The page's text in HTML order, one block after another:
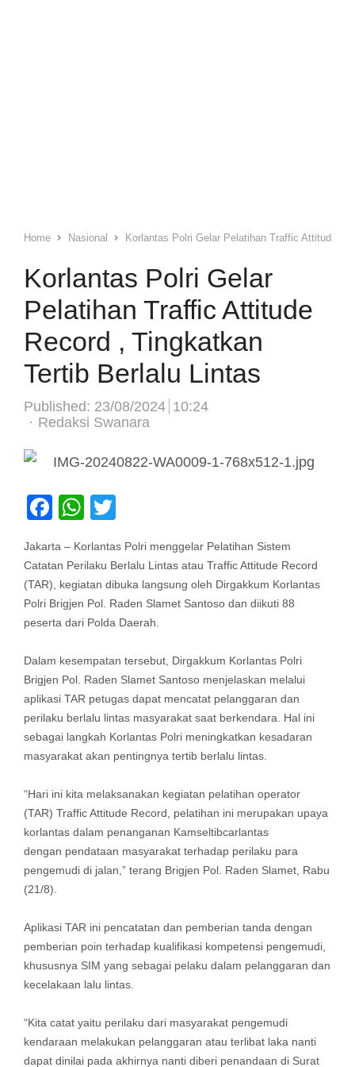
Home Nasional Korlantas Polri Gelar Pelatihan Traffic Attitude
Korlantas Polri Gelar
Pelatihan Traffic Attitude
Record , Tingkatkan
Tertib Berlalu Lintas
Published: 23/08/2024 10:24
Author
Redaksi Swanara
Facebook
WhatsApp
Jakarta – Korlantas Polri menggelar Pelatihan Sistem
Catatan Perilaku Berlalu Lintas atau Traffic Attitude Record
(TAR), kegiatan dibuka langsung oleh Dirgakkum Korlantas
Polri Brigjen Pol. Raden Slamet Santoso dan diikuti 88
peserta dari Polda Daerah.
Dalam kesempatan tersebut, Dirgakkum Korlantas Polri
Brigjen Pol. Raden Slamet Santoso menjelaskan melalui
aplikasi TAR petugas dapat mencatat pelanggaran dan
perilaku berlalu lintas masyarakat saat berkendara. Hal ini
sebagai langkah Korlantas Polri meningkatkan kesadaran
masyarakat akan pentingnya tertib berlalu lintas.
“Hari ini kita melaksanakan kegiatan pelatihan operator
(TAR) Traffic Attitude Record, pelatihan ini merupakan upaya
korlantas dalam penanganan Kamseltibcarlantas
dengan pendataan masyarakat terhadap perilaku para
pengemudi di jalan,” terang Brigjen Pol. Raden Slamet, Rabu
(21/8).
Aplikasi TAR ini pencatatan dan pemberian tanda dengan
pemberian poin terhadap kualifikasi kompetensi pengemudi,
khususnya SIM yang sebagai pelaku dalam pelanggaran dan
kecelakaan lalu lintas.
“Kita catat yaitu perilaku dari masyarakat pengemudi
kendaraan melakukan pelanggaran atau terlibat laka nanti
dapat dinilai pada akhirnya nanti diberi penandaan di Surat